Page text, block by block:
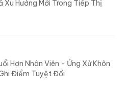
Xu Hướng Mới Trong Tiếp Thị
Hơn Nhân Viên - Ứng Xử Khôn
Điểm Tuyệt Đối